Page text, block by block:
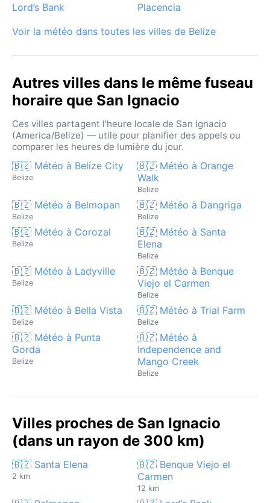
Lord’s Bank
Placencia
Voir la météo dans toutes les villes de Belize
Autres villes dans le même fuseau
horaire que San Ignacio
Ces villes partagent l'heure locale de San Ignacio
(America/Belize) — utile pour planifier des appels ou
comparer les heures de lumière du jour.
🇧🇿 Météo à Belize City
Belize
🇧🇿 Météo à Orange
Walk
Belize
🇧🇿 Météo à Belmopan
Belize
🇧🇿 Météo à Dangriga
Belize
🇧🇿 Météo à Corozal
Belize
🇧🇿 Météo à Santa
Elena
Belize
🇧🇿 Météo à Ladyville
Belize
🇧🇿 Météo à Benque
Viejo el Carmen
Belize
🇧🇿 Météo à Bella Vista
Belize
🇧🇿 Météo à Trial Farm
Belize
🇧🇿 Météo à Punta
Gorda
Belize
🇧🇿 Météo à
Independence and
Mango Creek
Belize
Villes proches de San Ignacio
(dans un rayon de 300 km)
🇧🇿 Santa Elena
2 km
🇧🇿 Benque Viejo el
Carmen
12 km